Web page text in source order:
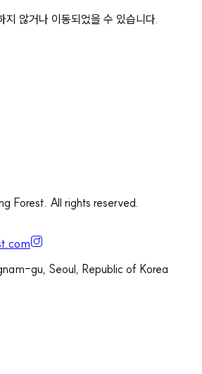
지 않거나 이동되었을 수 있습니다.
Forest. All rights reserved.
gu, Seoul, Republic of Korea